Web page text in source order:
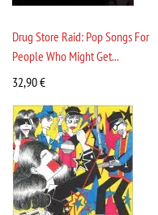
Drug Store Raid: Pop Songs For
People Who Might Get...
32,90€